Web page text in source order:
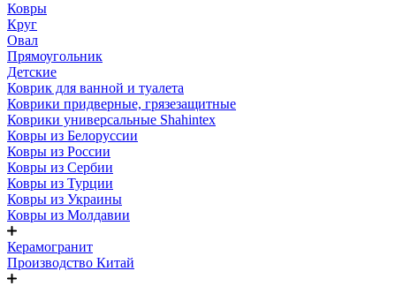
Ковры
Круг
Овал
Прямоугольник
Детские
Коврик для ванной и туалета
Коврики придверные, грязезащитные
Коврики универсальные Shahintex
Ковры из Белоруссии
Ковры из России
Ковры из Сербии
Ковры из Турции
Ковры из Украины
Ковры из Молдавии
Керамогранит
Производство Китай